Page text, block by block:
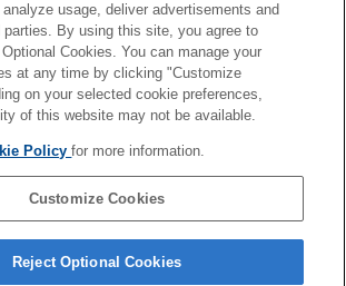
ビスを利用する
思ったら
本体ソフトウェアがVer.2.0未満の場合
プガイドをご覧ください。
ilc/2035/v1/ja/index.html
usage, deliver advertisements and
parties. By using this site, you agree to
Cookies. You can manage your
at any time by clicking "Customize
on your selected cookie preferences,
of this website may not be available.
Policyfor more information.
Customize Cookies
Reject Optional Cookies